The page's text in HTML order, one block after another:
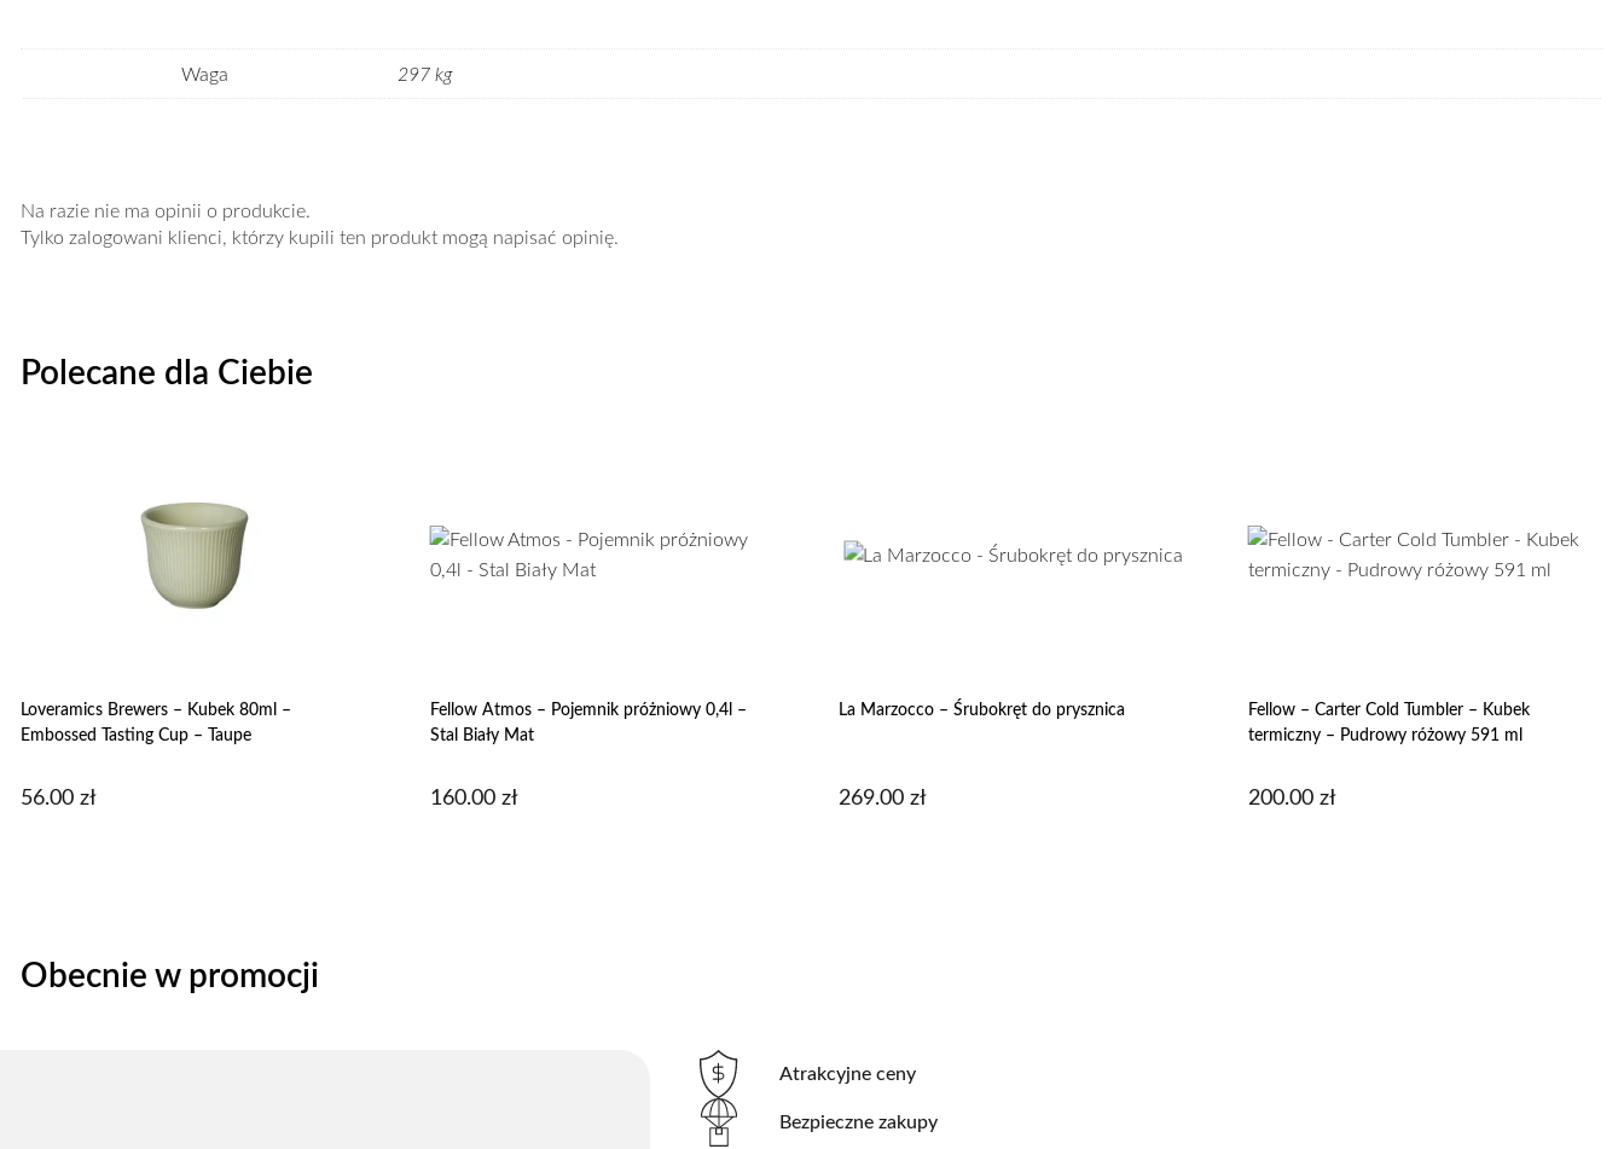
Waga 297 kg
Na razie nie ma opinii o produkcie.
Tylko zalogowani klienci, którzy kupili ten produkt mogą napisać opinię.
Polecane dla Ciebie
Loveramics Brewers – Kubek 80ml –
Embossed Tasting Cup – Taupe
56.00 zł
Fellow Atmos – Pojemnik próżniowy 0,4l –
Stal Biały Mat
160.00 zł
La Marzocco – Śrubokręt do prysznica
269.00zł
Fellow – Carter Cold Tumbler – Kubek
termiczny – Pudrowy różowy 591 ml
200.00 zł
Obecnie w promocji
Atrakcyjne ceny
Bezpieczne zakupy